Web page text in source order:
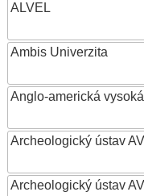
ALVEL
Ambis Univerzita
Anglo-americká
Archeologický ústav
Archeologický ústav